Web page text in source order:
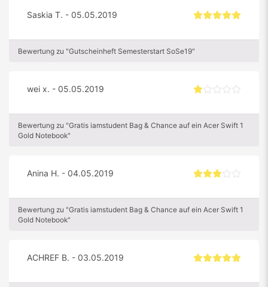
Saskia T. - 05.05.2019
Bewertung zu "Gutscheinheft Semesterstart SoSe19"
wei x. - 05.05.2019
Bewertung zu "Gratis iamstudent Bag & Chance auf ein Acer Swift 1
Gold Notebook"
Anina H. - 04.05.2019
Bewertung zu "Gratis iamstudent Bag & Chance auf ein Acer Swift 1
Gold Notebook"
ACHREF B. - 03.05.2019